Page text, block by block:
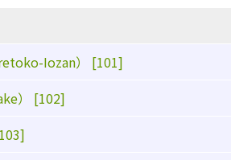
Iozan） [101]
） [102]